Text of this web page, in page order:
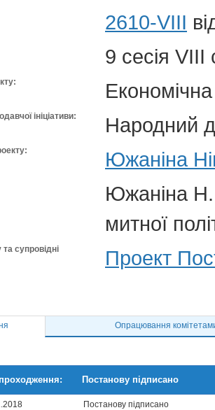
2610-VIII
9 сесія VIII
ініціативи: Народний
Южаніна
Южаніна
митної
супровідні
Проект
Опрацювання
Постанову підписано
Постанову підписано